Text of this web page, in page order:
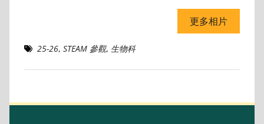
更多相片
25-26, STEAM 參觀, 生物科